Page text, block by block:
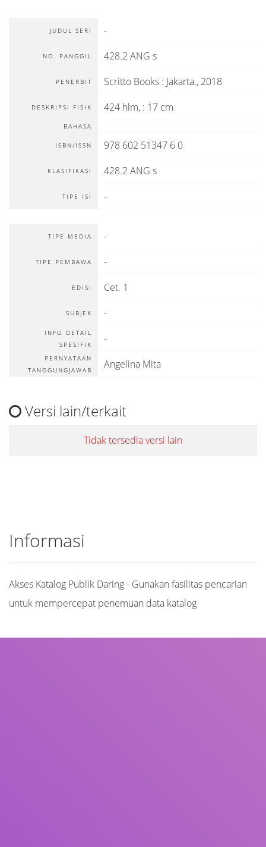
JUDUL SERI -
NO. PANGGIL 428.2 ANG s
PENERBIT Scritto Books : Jakarta., 2018
DESKRIPSI FISIK 424 hlm, : 17 cm
BAHASA
ISBN/ISSN 978 602 51347 6 0
KLASIFIKASI 428.2 ANG s
TIPE ISI -
TIPE MEDIA -
TIPE PEMBAWA -
EDISI Cet. 1
SUBJEK -
INFO DETAIL
SPESIFIK
-
PERNYATAAN
TANGGUNGJAWAB
Angelina Mita
Versi lain/terkait
Tidak tersedia versi lain
Informasi
Akses Katalog Publik Daring - Gunakan fasilitas pencarian
untuk mempercepat penemuan data katalog